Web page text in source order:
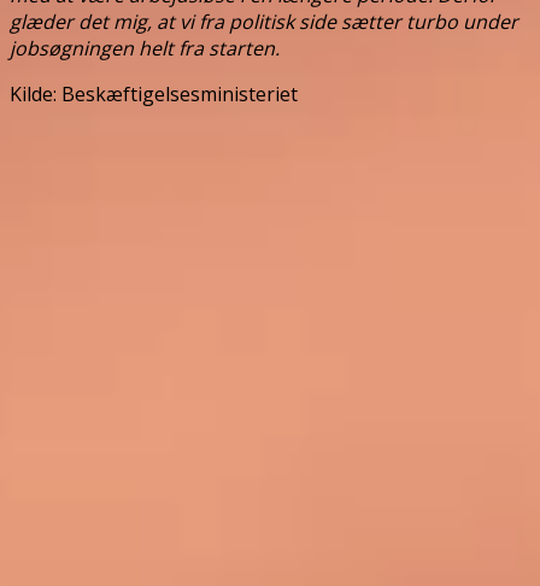
glæder det mig, at vi fra politisk side sætter turbo under
jobsøgningen helt fra starten.
Kilde: Beskæftigelsesministeriet